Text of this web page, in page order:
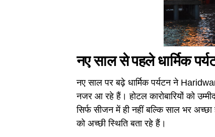
नए साल से पहले धार्मिक
नए साल पर बढ़े धार्मिक पर्यटन ने
नजर आ रहे हैं। होटल कारोबारियों को
सिर्फ सीजन में ही नहीं बल्कि साल भर
को अच्छी स्थिति बता रहे हैं।